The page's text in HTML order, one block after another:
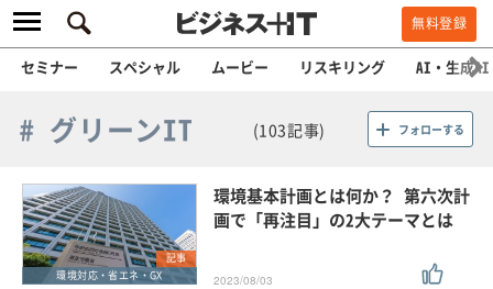
無料登録
セミナー スペシャル ムービー リスキリング AI・生成AI
# グリーンIT (103記事) フォローする
記事
環境対応・省エネ・GX
環境基本計画とは何か？ 第六次計
画で「再注目」の2大テーマとは
2023/08/03